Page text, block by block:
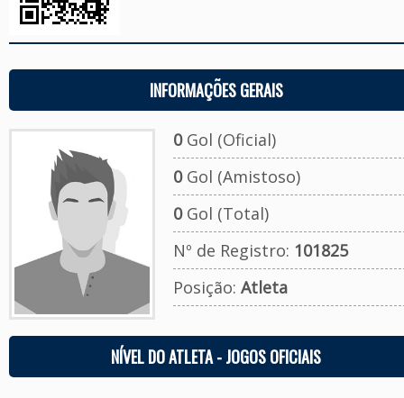
INFORMAÇÕES GERAIS
0Gol (Oficial)
0Gol (Amistoso)
0Gol (Total)
Nº de Registro: 101825
Posição: Atleta
NÍVEL DO ATLETA - JOGOS OFICIAIS